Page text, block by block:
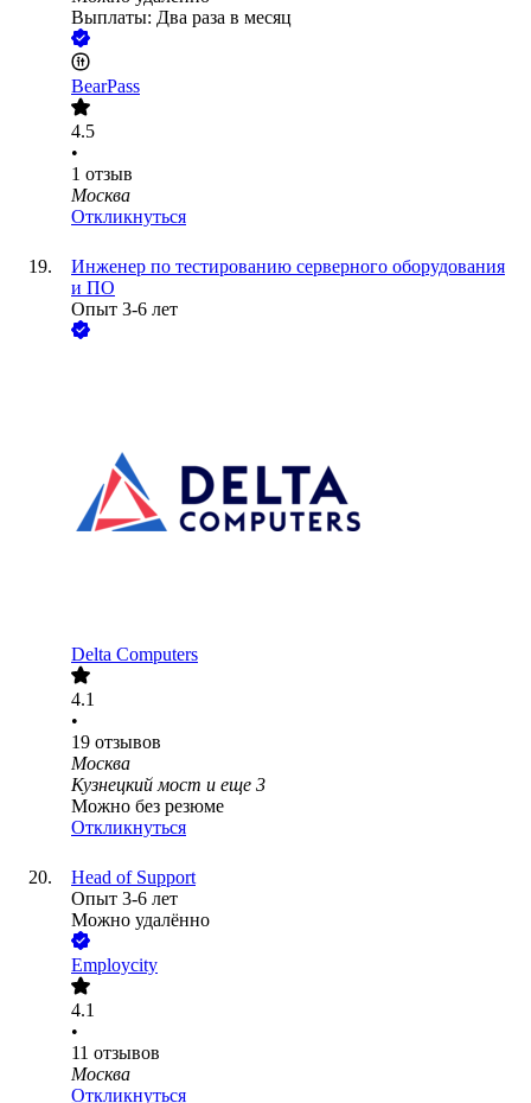
Выплаты: Два раза в месяц
BearPass
4.5
•
1 отзыв
Москва
Откликнуться
Инженер по тестированию серверного оборудования
и ПО
Опыт 3-6 лет
Delta Computers
4.1
•
19 отзывов
Москва
Кузнецкий мост и еще 3
Можно без резюме
Откликнуться
Head of Support
Опыт 3-6 лет
Можно удалённо
Employcity
4.1
•
11 отзывов
Москва
Откликнуться